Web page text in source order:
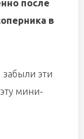
после
в
забыли эти
мини-